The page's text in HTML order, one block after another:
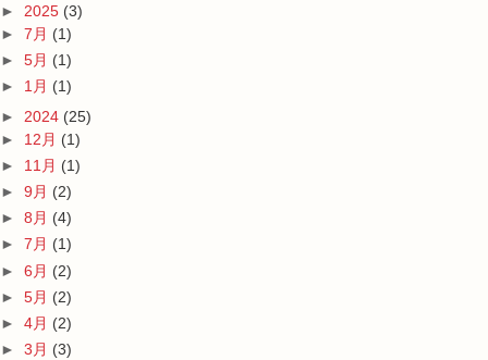
► 2025 (3)
► 7月 (1)
► 5月 (1)
► 1月 (1)
► 2024 (25)
► 12月 (1)
► 11月 (1)
► 9月 (2)
► 8月 (4)
► 7月 (1)
► 6月 (2)
► 5月 (2)
► 4月 (2)
► 3月 (3)